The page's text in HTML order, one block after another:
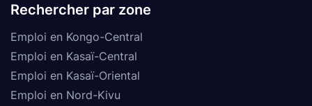
Rechercher par zone
Emploi en Kongo-Central
Emploi en Kasaï-Central
Emploi en Kasaï-Oriental
Emploi en Nord-Kivu